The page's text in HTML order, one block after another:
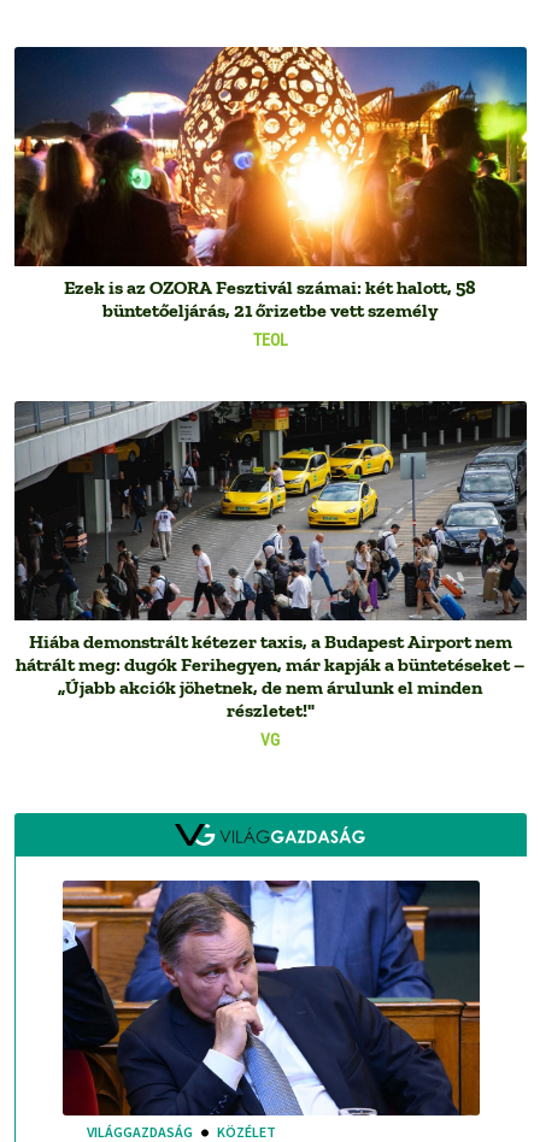
TEOL
Ezek is az OZORA Fesztivál számai: két halott, 58
büntetőeljárás, 21 őrizetbe vett személy
VG
Hiába demonstrált kétezer taxis, a Budapest Airport nem
hátrált meg: dugók Ferihegyen, már kapják a büntetéseket –
„Újabb akciók jöhetnek, de nem árulunk el minden
részletet!"
VILÁGGAZDASÁG KÖZÉLET